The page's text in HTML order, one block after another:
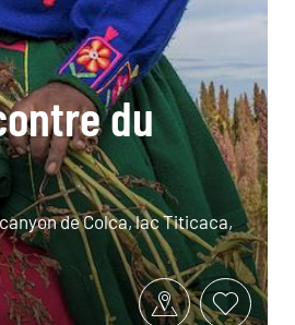
du
de Colca, lac Titicaca,